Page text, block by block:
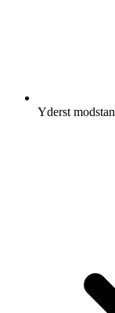
Yderst